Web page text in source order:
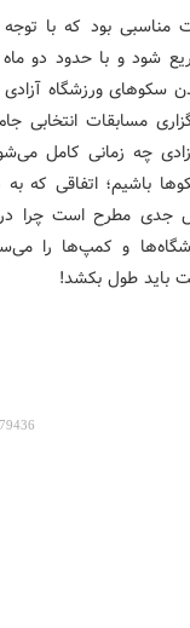
فرصت مناسبی بود که با
شود و با حدود دو
ورزشگاه آزادی
مسابقات انتخابی
آزادی چه زمانی کامل
باشیم؛ اتفاقی که
جدی مطرح است چرا
و کمپ‌ها را
باید طول بکشد!